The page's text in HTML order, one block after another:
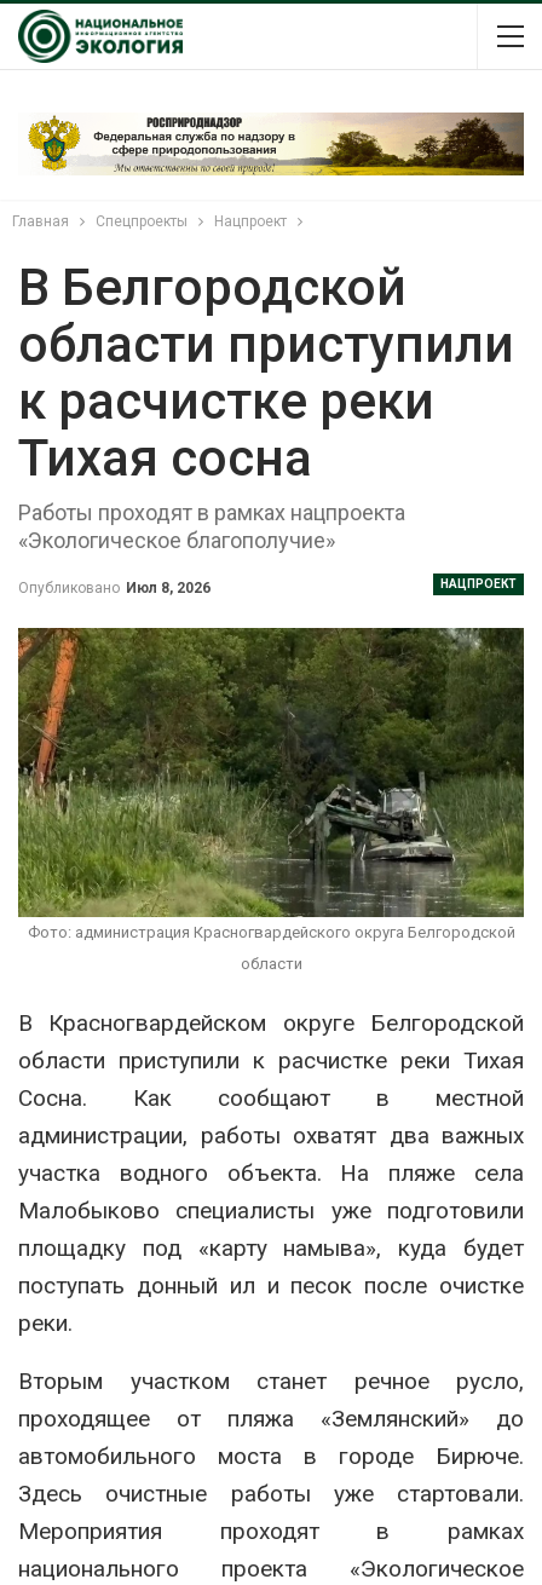
Главная Спецпроекты Нацпроект
В Белгородской
области приступили
к расчистке реки
Тихая сосна
Работы проходят в рамках нацпроекта
«Экологическое благополучие»
НАЦПРОЕКТ
Опубликовано Июл 8, 2026
Фото: администрация Красногвардейского округа Белгородской
области
В Красногвардейском округе Белгородской
области приступили к расчистке реки Тихая
Сосна. Как сообщают в местной
администрации, работы охватят два важных
участка водного объекта. На пляже села
Малобыково специалисты уже подготовили
площадку под «карту намыва», куда будет
поступать донный ил и песок после очистке
реки.
Вторым участком станет речное русло,
проходящее от пляжа «Землянский» до
автомобильного моста в городе Бирюче.
Здесь очистные работы уже стартовали.
Мероприятия проходят в рамках
национального проекта «Экологическое